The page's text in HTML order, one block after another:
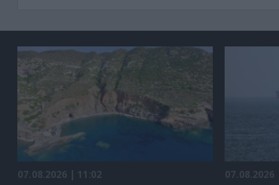
07.08.2026 | 11:02 07.08.2026